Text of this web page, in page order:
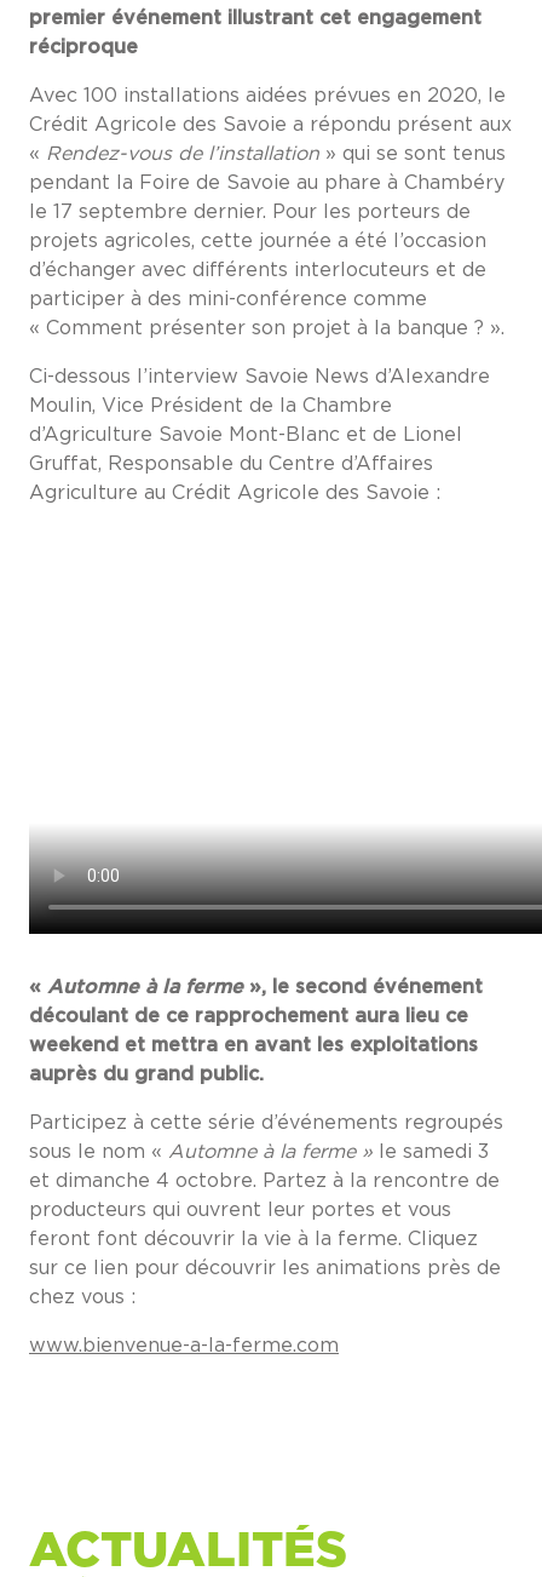
premier événement illustrant cet engagement
réciproque
Avec 100 installations aidées prévues en 2020, le
Crédit Agricole des Savoie a répondu présent aux
« Rendez-vous de l’installation » qui se sont tenus
pendant la Foire de Savoie au phare à Chambéry
le 17 septembre dernier. Pour les porteurs de
projets agricoles, cette journée a été l’occasion
d’échanger avec différents interlocuteurs et de
participer à des mini-conférence comme
« Comment présenter son projet à la banque ? ».
Ci-dessous l’interview Savoie News d’Alexandre
Moulin, Vice Président de la Chambre
d’Agriculture Savoie Mont-Blanc et de Lionel
Gruffat, Responsable du Centre d’Affaires
Agriculture au Crédit Agricole des Savoie :
« Automne à la ferme», le second événement
découlant de ce rapprochement aura lieu ce
weekend et mettra en avant les exploitations
auprès du grand public.
Participez à cette série d’événements regroupés
sous le nom « Automne à la ferme » le samedi 3
et dimanche 4 octobre. Partez à la rencontre de
producteurs qui ouvrent leur portes et vous
feront font découvrir la vie à la ferme. Cliquez
sur ce lien pour découvrir les animations près de
chez vous :
www.bienvenue-a-la-ferme.com
ACTUALITÉS